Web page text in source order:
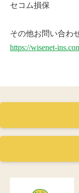
セコム損保
その他お問い合わ
https://wisenet-